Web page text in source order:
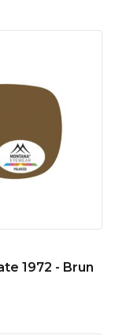
1972 - Brun